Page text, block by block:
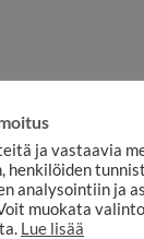
ja vastaavia
henkilöiden
analysointiin ja
muokata
Lue lisää